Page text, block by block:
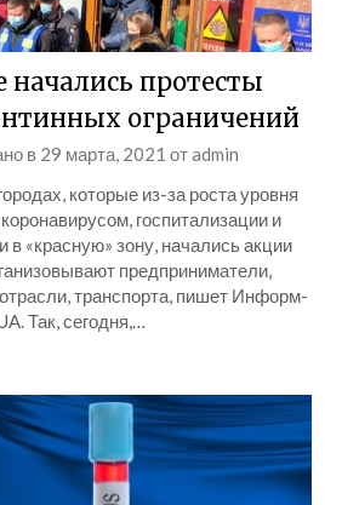
начались протесты
ограничений
в 29 марта, 2021 отadmin
которые из-за роста уровня
госпитализации и
в «красную» зону, начались акции
предприниматели,
транспорта, пишет Информ-
Так, сегодня,…